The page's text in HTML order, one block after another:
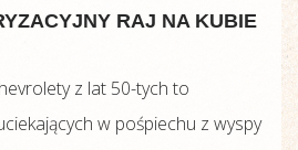
RAJ NA KUBIE
z lat 50-tych to
w pośpiechu z wyspy